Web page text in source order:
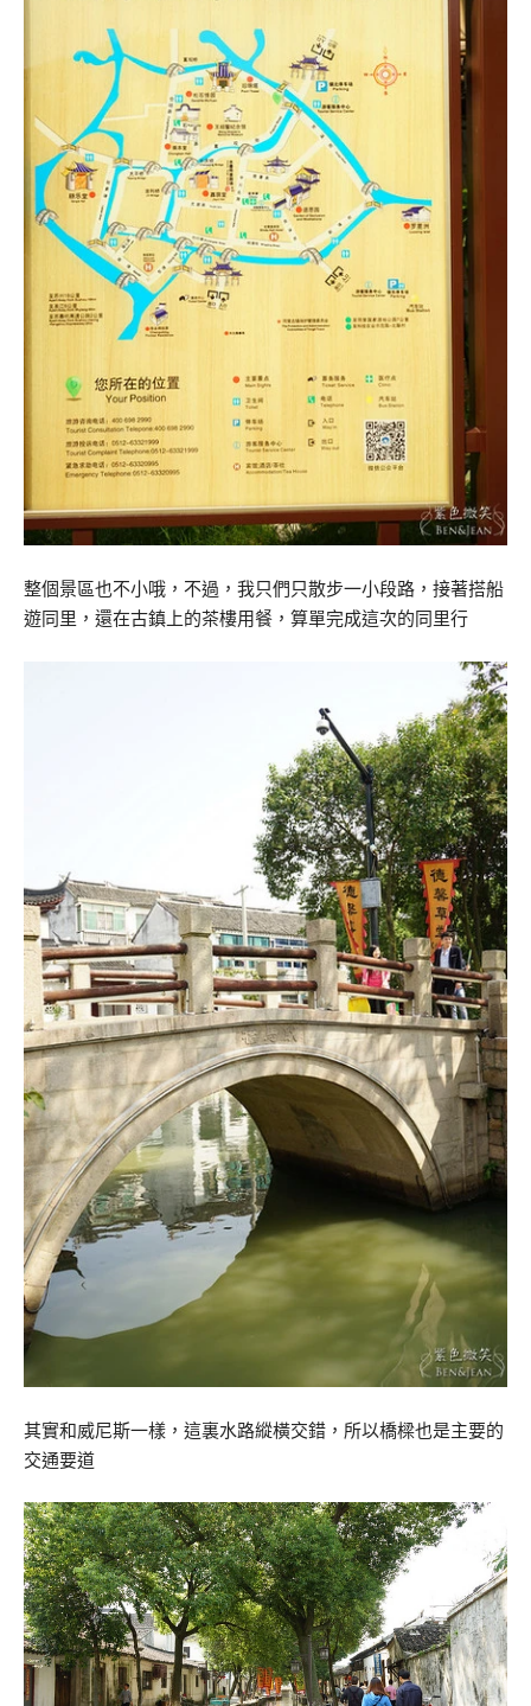
整個景區也不小哦，不過，我只們只散步一小段路，接著搭船
遊同里，還在古鎮上的茶樓用餐，算單完成這次的同里行
其實和威尼斯一樣，這裏水路縱橫交錯，所以橋樑也是主要的
交通要道